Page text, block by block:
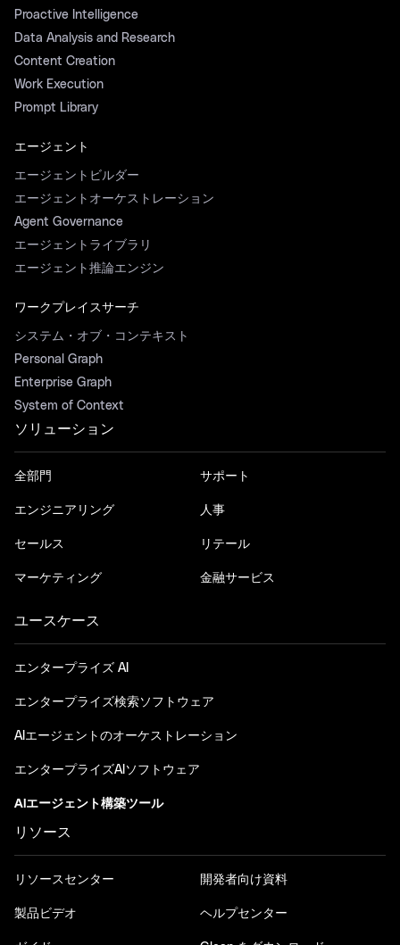
Proactive Intelligence
Data Analysis and Research
Content Creation
Work Execution
Prompt Library
エージェント
エージェントビルダー
エージェントオーケストレーション
Agent Governance
エージェントライブラリ
エージェント推論エンジン
ワークプレイスサーチ
システム・オブ・コンテキスト
Personal Graph
Enterprise Graph
System of Context
ソリューション
全部門
エンジニアリング
セールス
マーケティング
サポート
人事
リテール
金融サービス
ユースケース
エンタープライズ AI
エンタープライズ検索ソフトウェア
AIエージェントのオーケストレーション
エンタープライズAIソフトウェア
AIエージェント構築ツール
リソース
リソースセンター
製品ビデオ
開発者向け資料
ヘルプセンター